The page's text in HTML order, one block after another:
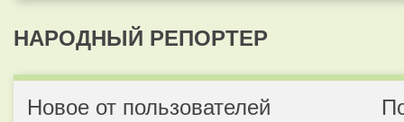
НАРОДНЫЙ РЕПОРТЕР
Новое от пользователей